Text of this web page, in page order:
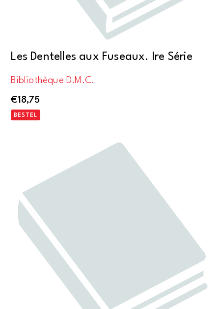
Les Dentelles aux Fuseaux. Ire Série
Bibliothèque D.M.C.
€18,75
BESTEL